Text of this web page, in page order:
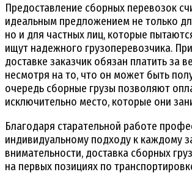
Предоставление сборных перевозок
идеальным предложением не только
но и для частных лиц, которые
ищут надежного грузоперевозчика.
доставке заказчик обязан платить за
несмотря на то, что он может быть
очередь сборные грузы позволяют
исключительно место, которые они
Благодаря старательной работе
индивидуальному подходу к каждому
внимательности, доставка сборных
на первых позициях по